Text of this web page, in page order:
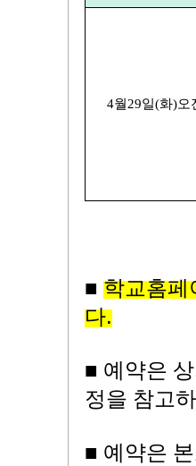
4월29일(화)오
■ 학교홈페
다.
■ 예약은
정을 참고
■ 예약은